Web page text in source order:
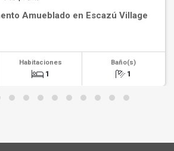
Amueblado en Escazú Village
Habitaciones
1
Baño(s)
1